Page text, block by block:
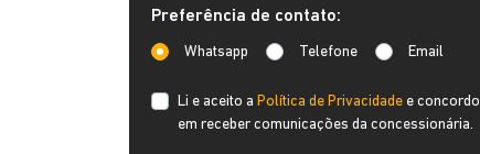
Preferência de contato:
Whatsapp Telefone Email
Li e aceito a Política de Privacidade e concordo
em receber comunicações da concessionária.